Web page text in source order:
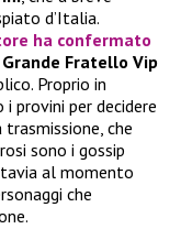
d’Italia.
ha confermato
Grande Fratello Vip
Proprio in
provini per decidere
che
sono i gossip
al momento
che